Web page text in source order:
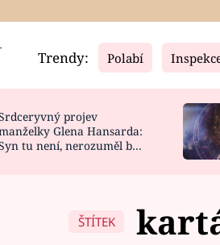
Video
CELEBRITY
VAŘENÍ
Trendy: Polabí
projev
Glena Hansarda:
tu není, nerozuměl by
ŠTÍTEK